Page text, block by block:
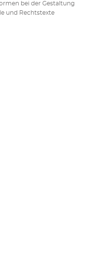
bei der Gestaltung
und Rechtstexte